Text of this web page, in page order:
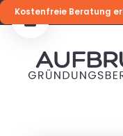
98 %unserer
Kostenfreie Beratung